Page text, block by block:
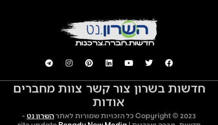
חדשות בשרון צור קשר צוות מחברים
אודות
Copyright © 2023 כל הזכויות שמורות לאתר השרון נט -